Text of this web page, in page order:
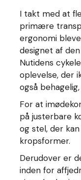
I takt med at
primære
ergonomi
designet af
Nutidens
oplevelse, der
også
For at
på justerbare
og stel, der
kropsformer.
Derudover er
inden for